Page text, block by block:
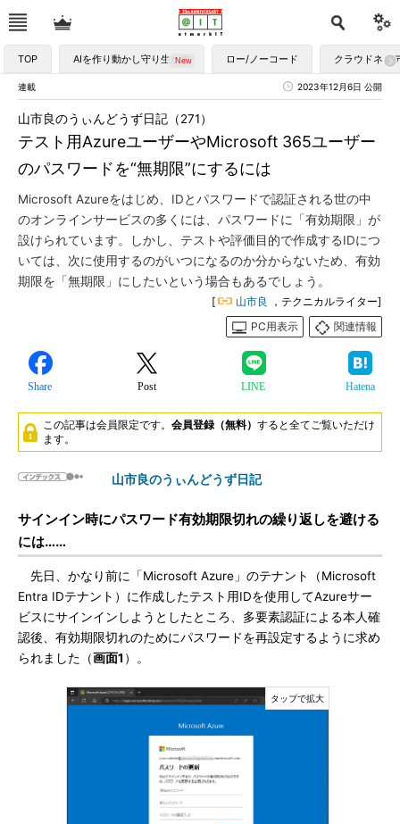
TOP AIを作り動かし守り生かす ロー/ノーコード クラウドネイ
連載 2023年12月6日 公開
テスト用AzureユーザーやMicrosoft 365ユーザー
のパスワードを“無期限”にするには
山市良のうぃんどうず日記（271）
Microsoft Azureをはじめ、IDとパスワードで認証される世の中
のオンラインサービスの多くには、パスワードに「有効期限」が
設けられています。しかし、テストや評価目的で作成するIDにつ
いては、次に使用するのがいつになるのか分からないため、有効
期限を「無期限」にしたいという場合もあるでしょう。
[ 山市良
，テクニカルライター]
PC用表示
関連情報
Share Post LINE Hatena
この記事は会員限定です。 会員登録（無料） すると全てご覧いただけ
ます。
山市良のうぃんどうず日記
サインイン時にパスワード有効期限切れの繰り返しを避ける
には……
先日、かなり前に「Microsoft Azure」のテナント（Microsoft
Entra IDテナント）に作成したテスト用IDを使用してAzureサー
ビスにサインインしようとしたところ、多要素認証による本人確
認後、有効期限切れのためにパスワードを再設定するように求め
られました（画面1 ）。